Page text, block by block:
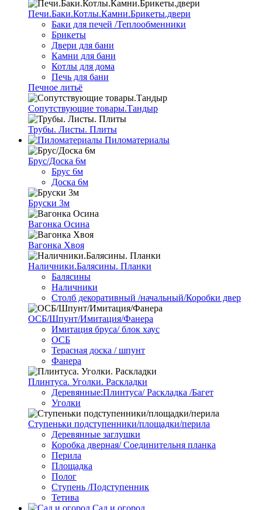
Печи.Баки.Котлы.Камни.Брикеты.двери
Баки для печей /Теплообменники
Брикеты
Двери для бани
Камни для бани
Котлы для дома
Печь для бани
Печное литьё
Сопутствующие товары.Тандыр
Трубы. Листы. Плиты
Пиломатериалы
Брус/Доска 6м
Брус 6м
Доска 6м
Бруски 3м
Вагонка Осина
Вагонка Хвоя
Наличники.Балясины. Планки
Балясины
Наличники
Столб декоративный /начальный/Коробки двер
ОСБ/Шпунт/Имитация/Фанера
Имитация бруса/ блок хаус
ОСБ
Терасная доска / шпунт
Фанера
Плинтуса. Уголки. Раскладки
Деревянные:Плинтуса/ Раскладка /Багет
Уголки
Ступеньки подступенники/площадки/перила
Деревянные заглушки
Коробка дверная/ Соединительня планка
Перила
Площадка
Полог
Ступень /Подступенник
Тетива
Сад и огород